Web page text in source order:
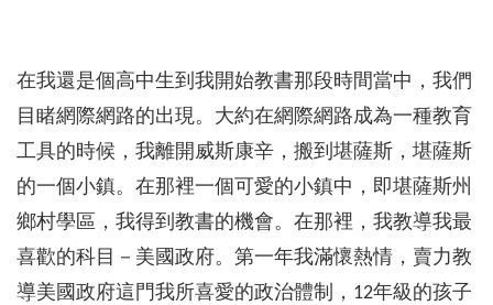
在我還是個高中生到我開始教書那段時間當中，我們
目睹網際網路的出現。大約在網際網路成為一種教育
工具的時候，我離開威斯康辛，搬到堪薩斯，堪薩斯
的一個小鎮。在那裡一個可愛的小鎮中，即堪薩斯州
鄉村學區，我得到教書的機會。在那裡，我教導我最
喜歡的科目－美國政府。第一年我滿懷熱情，賣力教
導美國政府這門我所喜愛的政治體制，12年級的孩子